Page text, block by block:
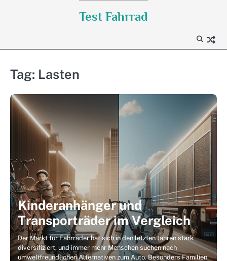
Test Fahrrad
Tag: Lasten
Kinderanhänger und
Transporträder im Vergleich
Der Markt für Fahrräder hat sich in den letzten Jahren stark
diversifiziert, und immer mehr Menschen suchen nach
umweltfreundlichen Alternativen zum Auto. Besonders Familien